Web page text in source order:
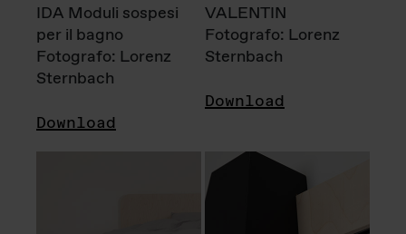
IDA Moduli sospesi
per il bagno
Fotografo: Lorenz
Sternbach
Download
VALENTIN
Fotografo: Lorenz
Sternbach
Download